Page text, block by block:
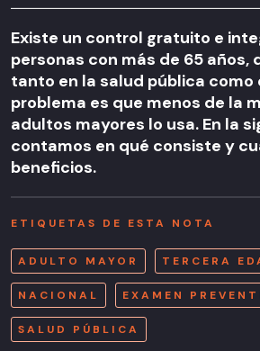
Existe un control gratuito e
personas con más de 65 años,
tanto en la salud pública como
problema es que menos de la
adultos mayores lo usa. En la
contamos en qué consiste y
beneficios.
ETIQUETAS DE ESTA NOTA
ADULTO MAYOR TERCERA
NACIONAL EXAMEN
SALUD PÚBLICA